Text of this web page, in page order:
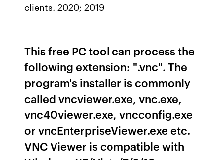
clients. 2020; 2019
This free PC tool can process the
following extension: ".vnc". The
program's installer is commonly
called vncviewer.exe, vnc.exe,
vnc40viewer.exe, vncconfig.exe
or vncEnterpriseViewer.exe etc.
VNC Viewer is compatible with